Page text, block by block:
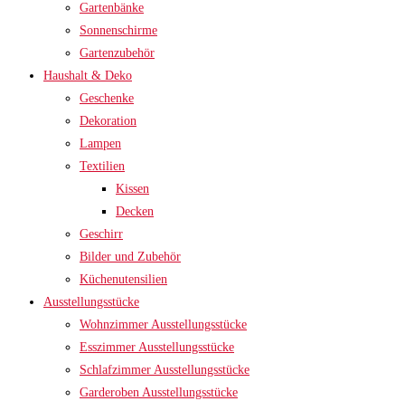
Gartenbänke
Sonnenschirme
Gartenzubehör
Haushalt & Deko
Geschenke
Dekoration
Lampen
Textilien
Kissen
Decken
Geschirr
Bilder und Zubehör
Küchenutensilien
Ausstellungsstücke
Wohnzimmer Ausstellungsstücke
Esszimmer Ausstellungsstücke
Schlafzimmer Ausstellungsstücke
Garderoben Ausstellungsstücke